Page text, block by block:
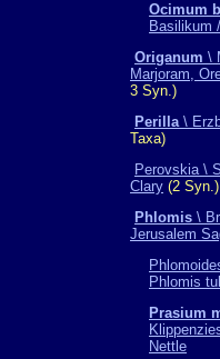
Ocimum
Basilikum
Origanum \
Marjoram,
3 Syn.)
Perilla\
Taxa)
Perovskia \
Clary (2 Syn.)
Phlomis \
Jerusalem
Phlomis
Prasium
Nettle